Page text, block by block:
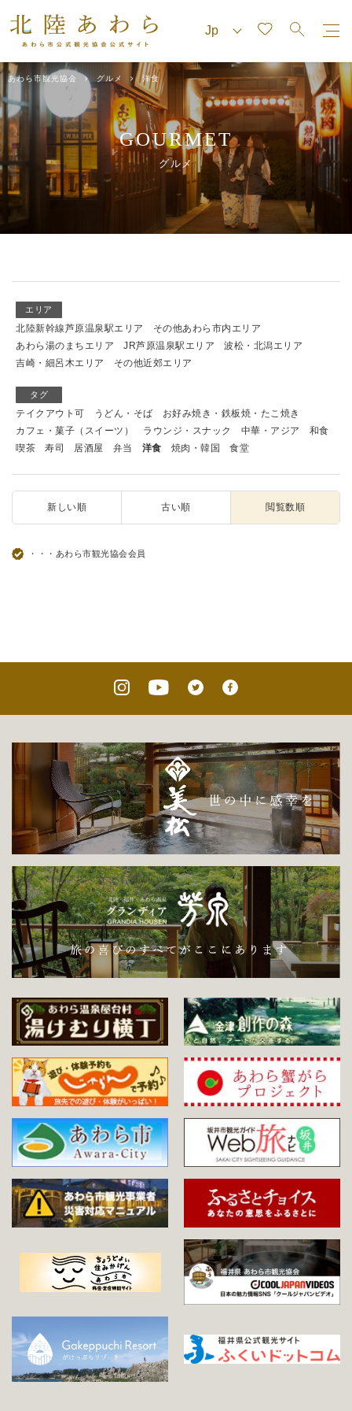
あわら市観光協会 グルメ 洋食
GOURMET
グルメ
エリア
北陸新幹線芦原温泉駅エリア
その他あわら市内エリア
あわら湯のまちエリア
JR芦原温泉駅エリア
波松・北潟エリア
吉崎・細呂木エリア
その他近郊エリア
タグ
テイクアウト可 うどん・そば
お好み焼き・鉄板焼・たこ焼き
カフェ・菓子（スイーツ）
ラウンジ・スナック 中華・アジア
和食
喫茶
寿司 居酒屋 弁当 洋食 焼肉・韓国 食堂
新しい順 古い順 閲覧数順
・・・あわら市観光協会会員